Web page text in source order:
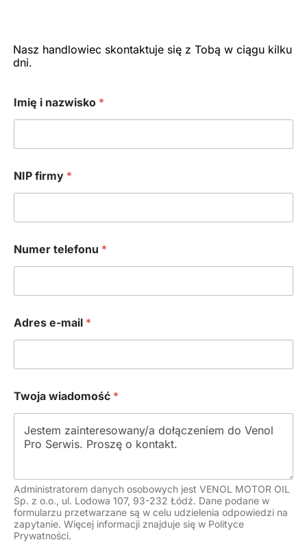
Nasz handlowiec skontaktuje się z Tobą w ciągu kilku
dni.
i
w
a
o
m
o
ć
Imię i nazwisko *
NIP firmy *
Numer telefonu *
Adres e-mail *
Twoja wiadomość *
Administratorem danych osobowych jest VENOL MOTOR OIL
Sp. z o.o., ul. Lodowa 107, 93-232 Łódź. Dane podane w
formularzu przetwarzane są w celu udzielenia odpowiedzi na
zapytanie. Więcej informacji znajduje się w Polityce
Prywatności.